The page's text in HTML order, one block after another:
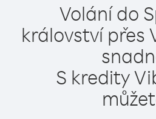
Volání do
království přes
S kredity